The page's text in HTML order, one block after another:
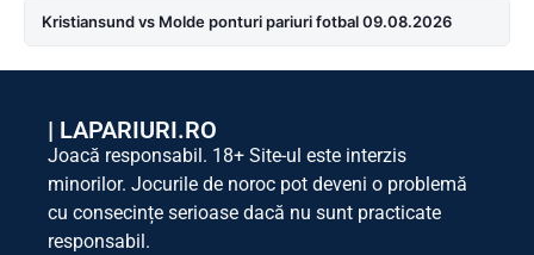
Kristiansund vs Molde ponturi pariuri fotbal 09.08.2026
| LAPARIURI.RO
Joacă responsabil. 18+ Site-ul este interzis
minorilor. Jocurile de noroc pot deveni o problemă
cu consecințe serioase dacă nu sunt practicate
responsabil.